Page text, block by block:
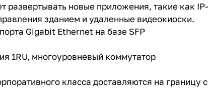
развертывать новые приложения, такие как
зданием и удаленные видеокиоски.
Gigabit Ethernet на базе SFP
1RU, многоуровневый коммутатор
класса доставляются на границу